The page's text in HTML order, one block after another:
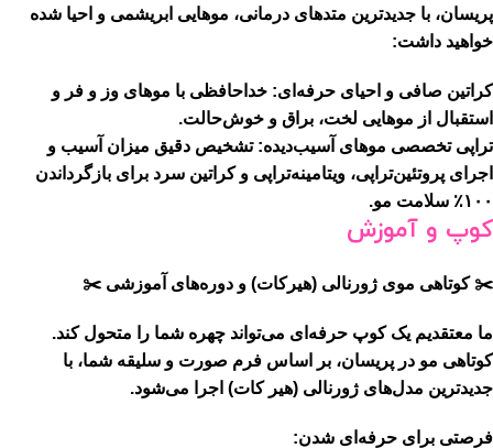
پریسان، با جدیدترین متدهای درمانی، موهایی ابریشمی و احیا شده
خواهید داشت:
کراتین صافی و احیای حرفه‌ای: خداحافظی با موهای وز و فر و
استقبال از موهایی لخت، براق و خوش‌حالت.
تراپی تخصصی موهای آسیب‌دیده: تشخیص دقیق میزان آسیب و
اجرای پروتئین‌تراپی، ویتامینه‌تراپی و کراتین سرد برای بازگرداندن
۱۰۰٪ سلامت مو.
کوپ و آموزش
✂️ کوتاهی موی ژورنالی (هیرکات) و دوره‌های آموزشی ✂️
ما معتقدیم یک کوپ حرفه‌ای می‌تواند چهره شما را متحول کند.
کوتاهی مو در پریسان، بر اساس فرم صورت و سلیقه شما، با
جدیدترین مدل‌های ژورنالی (هیر کات) اجرا می‌شود.
فرصتی برای حرفه‌ای شدن: